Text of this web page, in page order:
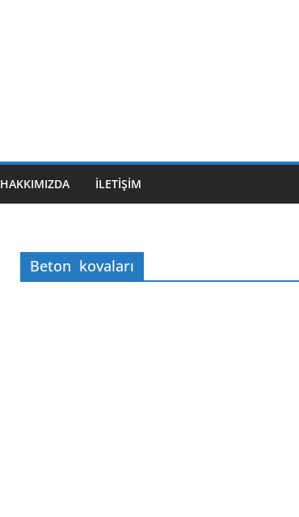
HAKKIMIZDA İLETIŞIM
Beton kovaları